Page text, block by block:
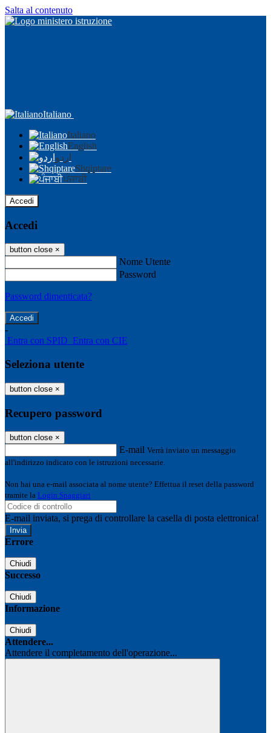
Salta al contenuto
Italiano
Italiano
English
اردو
Shqiptare
ਪੰਜਾਬੀ
Accedi
Accedi
button close ×
Nome Utente
Password
Password dimenticata?
-
Entra con SPID Entra con CIE
Seleziona utente
button close ×
Recupero password
button close ×
E-mail Verrà inviato un messaggio
all'indirizzo indicato con le istruzioni necessarie.
Non hai una e-mail associata al nome utente? Effettua il reset della password
tramite la Login Spaggiari
E-mail inviata, si prega di controllare la casella di posta elettronica!
Errore
Chiudi
Successo
Chiudi
Informazione
Chiudi
Attendere...
Attendere il completamento dell'operazione...